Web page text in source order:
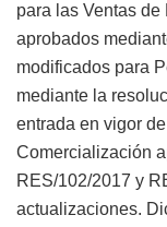
para las Ventas de
aprobados
modificados para
mediante la
entrada en vigor
Comercialización
RES/102/2017 y
actualizaciones.